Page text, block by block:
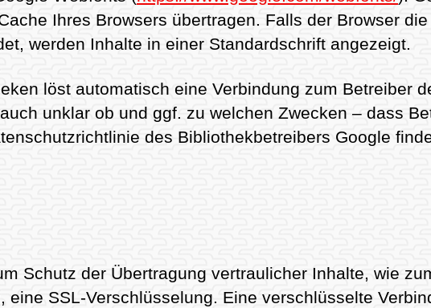
Ihres Browsers übertragen. Falls der Browser
werden Inhalte in einer Standardschrift angezeigt.
löst automatisch eine Verbindung zum Betreiber
unklar ob und ggf. zu welchen Zwecken – dass
des Bibliothekbetreibers Google
Schutz der Übertragung vertraulicher Inhalte, wie
SSL-Verschlüsselung. Eine verschlüsselte